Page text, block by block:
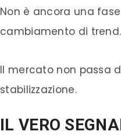
Non è ancora una
cambiamento di trend.
Il mercato non passa
stabilizzazione.
IL VERO